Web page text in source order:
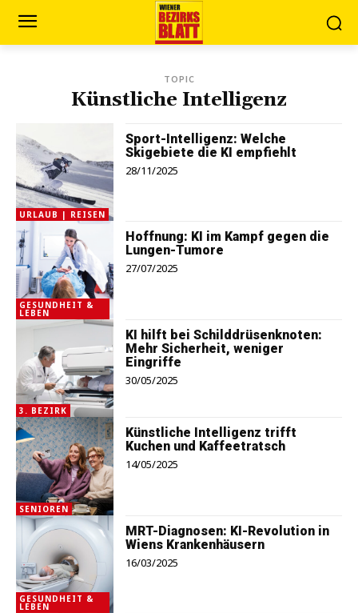
TOPIC
Künstliche Intelligenz
URLAUB | REISEN
Sport-Intelligenz: Welche
Skigebiete die KI empfiehlt
28/11/2025
GESUNDHEIT &
LEBEN
Hoffnung: KI im Kampf gegen die
Lungen-Tumore
27/07/2025
3. BEZIRK
KI hilft bei Schilddrüsenknoten:
Mehr Sicherheit, weniger
Eingriffe
30/05/2025
SENIOREN
Künstliche Intelligenz trifft
Kuchen und Kaffeetratsch
14/05/2025
GESUNDHEIT &
LEBEN
MRT-Diagnosen: KI-Revolution in
Wiens Krankenhäusern
16/03/2025